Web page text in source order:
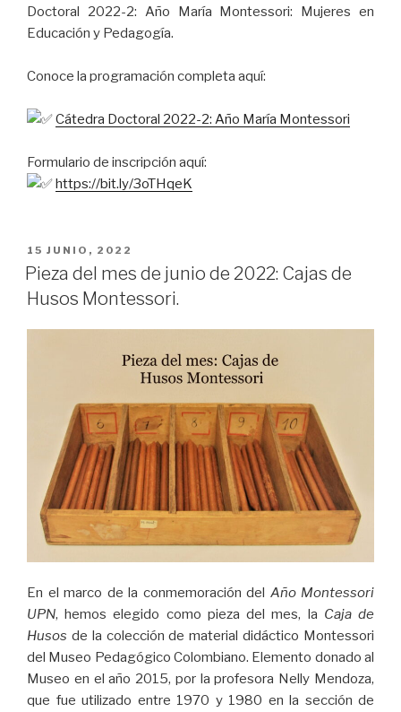
Doctoral 2022-2: Año María Montessori: Mujeres en
Educación y Pedagogía.
Conoce la programación completa aquí:
Cátedra Doctoral 2022-2: Año María Montessori
Formulario de inscripción aquí:
https://bit.ly/3oTHqeK
PUBLICADO
EL
15 JUNIO, 2022
Pieza del mes de junio de 2022: Cajas de
Husos Montessori.
En el marco de la conmemoración del Año Montessori
UPN, hemos elegido como pieza del mes, la Caja de
Husos de la colección de material didáctico Montessori
del Museo Pedagógico Colombiano. Elemento donado al
Museo en el año 2015, por la profesora Nelly Mendoza,
que fue utilizado entre 1970 y 1980 en la sección de